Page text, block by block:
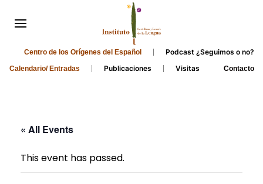
Centro de los Orígenes del Español Podcast ¿Seguimos o no?
Calendario/ Entradas Publicaciones Visitas Contacto
« All Events
This event has passed.